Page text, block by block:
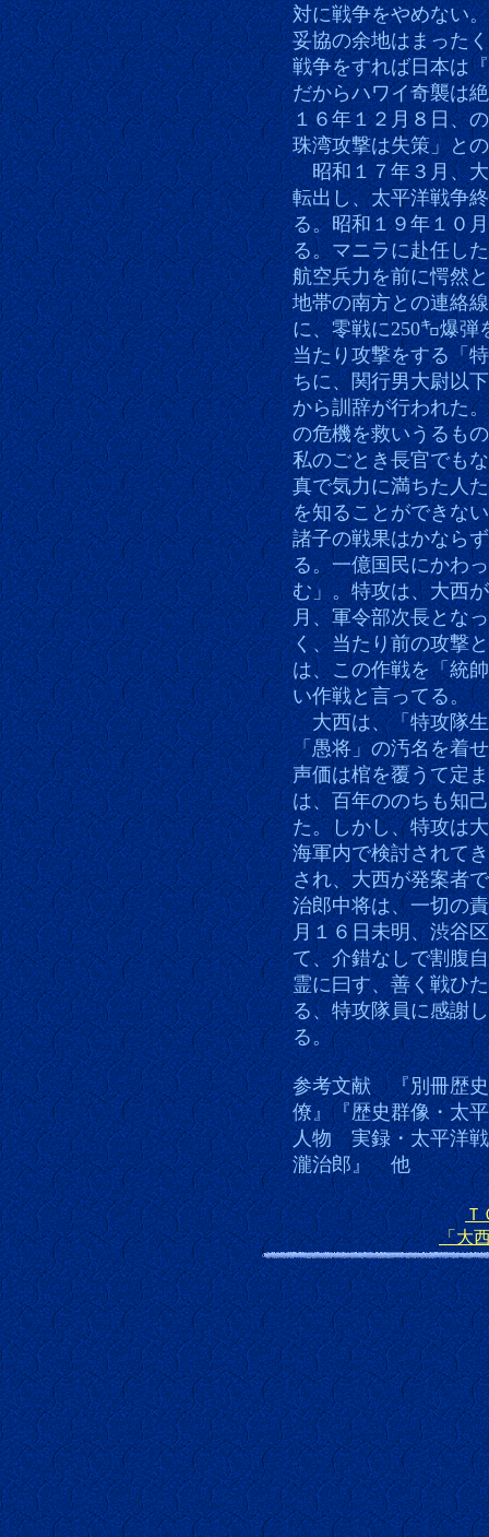
対に戦争をやめない
妥協の余地はまった
戦争をすれば日本は
だからハワイ奇襲は
１６年１２月８日、
珠湾攻撃は失策」と
昭和１７年３月、大
転出し、太平洋戦争
る。昭和１９年１０
る。マニラに赴任し
航空兵力を前に愕然
地帯の南方との連絡
に、零戦に250㌔爆
当たり攻撃をする「
ちに、関行男大尉以
から訓辞が行われた
の危機を救いうるも
私のごとき長官でも
真で気力に満ちた人
を知ることができな
諸子の戦果はかなら
る。一億国民にかわ
む」。特攻は、大西
月、軍令部次長とな
く、当たり前の攻撃
は、この作戦を「統
い作戦と言ってる。
大西は、「特攻隊生
「愚将」の汚名を着
声価は棺を覆うて定
は、百年ののちも知
た。しかし、特攻は
海軍内で検討されて
され、大西が発案者
治郎中将は、一切の
月１６日未明、渋谷
て、介錯なしで割腹
霊に曰す、善く戦ひ
る、特攻隊員に感謝
る。
参考文献 『別冊歴史
僚』『歴史群像・太
人物 実録・太平洋戦
瀧治郎』 他
Ｔ
「大